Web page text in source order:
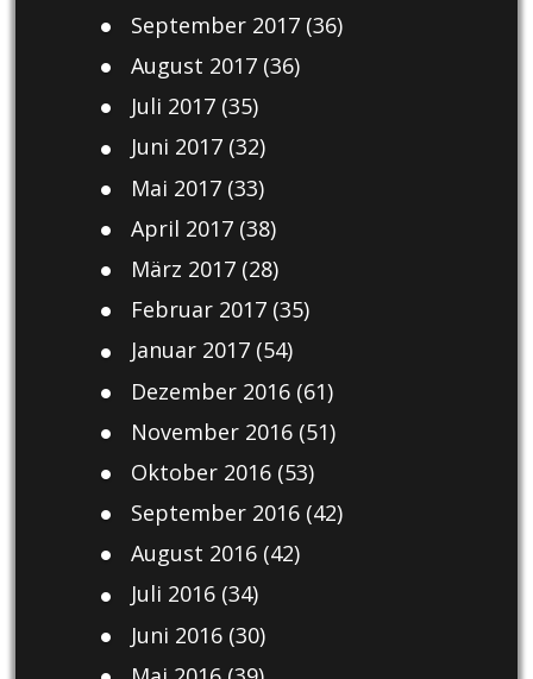
September 2017(36)
August 2017(36)
Juli 2017(35)
Juni 2017(32)
Mai 2017(33)
April 2017(38)
März 2017(28)
Februar 2017(35)
Januar 2017(54)
Dezember 2016(61)
November 2016(51)
Oktober 2016(53)
September 2016(42)
August 2016(42)
Juli 2016(34)
Juni 2016(30)